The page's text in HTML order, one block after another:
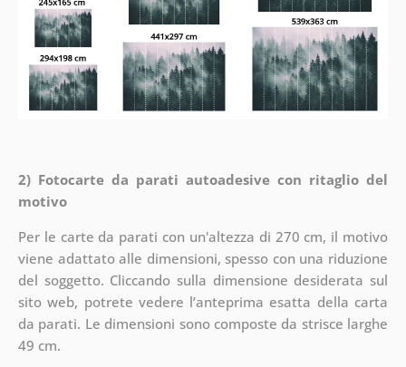
2) Fotocarte da parati autoadesive con ritaglio del
motivo
Per le carte da parati con un'altezza di 270 cm, il motivo
viene adattato alle dimensioni, spesso con una riduzione
del soggetto. Cliccando sulla dimensione desiderata sul
sito web, potrete vedere l’anteprima esatta della carta
da parati. Le dimensioni sono composte da strisce larghe
49 cm.